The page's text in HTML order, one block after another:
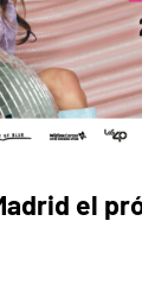
el